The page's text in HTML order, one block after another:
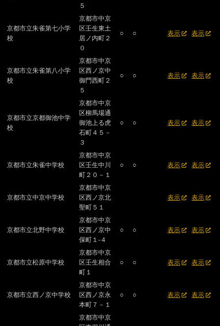
５
京都市立朱雀第七小学
校
京都市中京
区壬生東土
居ノ内町２
０
○ ○ 表示 表示
京都市立朱雀第八小学
校
京都市中京
区西ノ京中
御門西町２
５
○ ○ 表示 表示
京都市立京都御池中学
校
京都市中京
区柳馬場通
御池上る虎
石町４５－
３
○ ○ 表示 表示
京都市立朱雀中学校
京都市中京
区壬生中川
町２０－１
○ ○ 表示 表示
京都市立中京中学校
京都市中京
区西ノ京北
聖町５１
表示 表示
京都市立北野中学校
京都市中京
区西ノ京中
保町１-４
○ ○ 表示 表示
京都市立松原中学校
京都市中京
区壬生相合
町１
○ ○ 表示 表示
京都市立西ノ京中学校
京都市中京
区西ノ京永
本町７－１
○ ○ 表示 表示
京都市中京